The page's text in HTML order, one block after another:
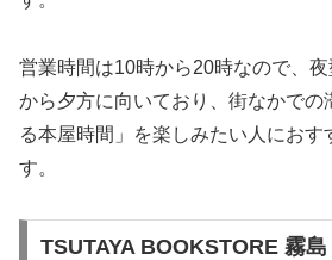
営業時間は10時から20時なので、
から夕方に向いており、街なかでの
る本屋時間」を楽しみたい人におす
す。
TSUTAYA BOOKSTORE 霧島